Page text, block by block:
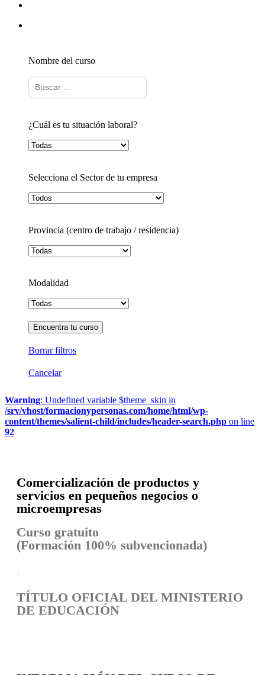
Nombre del curso
¿Cuál es tu situación laboral?
Selecciona el Sector de tu empresa
Provincia (centro de trabajo / residencia)
Modalidad
Borrar filtros
Cancelar
Warning: Undefined variable $theme_skin in
/srv/vhost/formacionypersonas.com/home/html/wp-
content/themes/salient-child/includes/header-search.php on line
92
Comercialización de productos y
servicios en pequeños negocios o
microempresas
Curso gratuito
(Formación 100% subvencionada)
.
TÍTULO OFICIAL DEL MINISTERIO
DE EDUCACIÓN